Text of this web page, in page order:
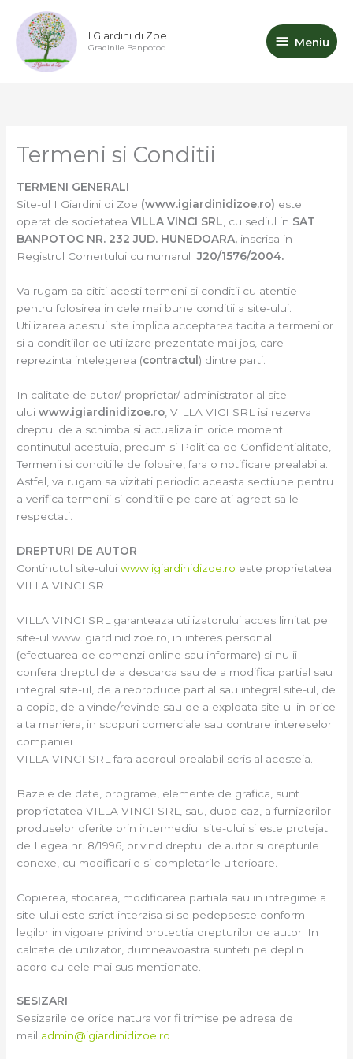
content
I Giardini di Zoe
Gradinile Banpotoc
Meniu
Meniu
Termeni si Conditii
TERMENI GENERALI
Site-ul I Giardini di Zoe (www.igiardinidizoe.ro) este
operat de societateaVILLA VINCI SRL, cu sediul in SAT
BANPOTOC NR. 232 JUD. HUNEDOARA, inscrisa in
Registrul Comertului cu numarulJ20/1576/2004.
Va rugam sa cititi acesti termeni si conditii cu atentie
pentru folosirea in cele mai bune conditii a site-ului.
Utilizarea acestui site implica acceptarea tacita a termenilor
si a conditiilor de utilizare prezentate mai jos, care
reprezinta intelegerea (contractul) dintre parti.
In calitate de autor/ proprietar/ administrator al site-
uluiwww.igiardinidizoe.ro , VILLA VICI SRL isi rezerva
dreptul de a schimba si actualiza in orice moment
continutul acestuia, precum si Politica de Confidentialitate,
Termenii si conditiile de folosire, fara o notificare prealabila.
Astfel, va rugam sa vizitati periodic aceasta sectiune pentru
a verifica termenii si conditiile pe care ati agreat sa le
respectati.
DREPTURI DE AUTOR
Continutul site-uluiwww.igiardinidizoe.ro este proprietatea
VILLA VINCI SRL
VILLA VINCI SRL garanteaza utilizatorului acces limitat pe
site-ul www.igiardinidizoe.ro, in interes personal
(efectuarea de comenzi online sau informare) si nu ii
confera dreptul de a descarca sau de a modifica partial sau
integral site-ul, de a reproduce partial sau integral site-ul, de
a copia, de a vinde/revinde sau de a exploata site-ul in orice
alta maniera, in scopuri comerciale sau contrare intereselor
companiei
VILLA VINCI SRL fara acordul prealabil scris al acesteia.
Bazele de date, programe, elemente de grafica, sunt
proprietatea VILLA VINCI SRL, sau, dupa caz, a furnizorilor
produselor oferite prin intermediul site-ului si este protejat
de Legea nr. 8/1996, privind dreptul de autor si drepturile
conexe, cu modificarile si completarile ulterioare.
Copierea, stocarea, modificarea partiala sau in intregime a
site-ului este strict interzisa si se pedepseste conform
legilor in vigoare privind protectia drepturilor de autor. In
calitate de utilizator, dumneavoastra sunteti pe deplin
acord cu cele mai sus mentionate.
SESIZARI
Sesizarile de orice natura vor fi trimise pe adresa de
mail admin@igiardinidizoe.ro